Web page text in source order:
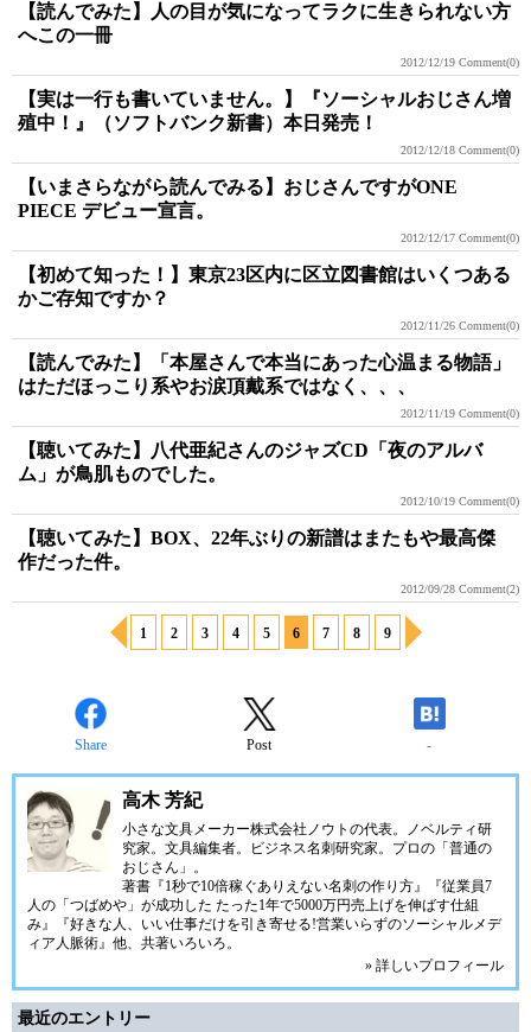
【読んでみた】人の目が気になってラクに生きられない方
へこの一冊
2012/12/19 Comment(0)
【実は一行も書いていません。】『ソーシャルおじさん増
殖中！』（ソフトバンク新書）本日発売！
2012/12/18 Comment(0)
【いまさらながら読んでみる】おじさんですがONE
PIECE デビュー宣言。
2012/12/17 Comment(0)
【初めて知った！】東京23区内に区立図書館はいくつある
かご存知ですか？
2012/11/26 Comment(0)
【読んでみた】「本屋さんで本当にあった心温まる物語」
はただほっこり系やお涙頂戴系ではなく、、、
2012/11/19 Comment(0)
【聴いてみた】八代亜紀さんのジャズCD「夜のアルバ
ム」が鳥肌ものでした。
2012/10/19 Comment(0)
【聴いてみた】BOX、22年ぶりの新譜はまたもや最高傑
作だった件。
2012/09/28 Comment(2)
1 2 3 4 5 6 7 8 9
Share Post -
高木 芳紀
小さな文具メーカー株式会社ノウトの代表。ノベルティ研
究家。文具編集者。ビジネス名刺研究家。プロの「普通の
おじさん」。
著書『1秒で10倍稼ぐありえない名刺の作り方』『従業員7
人の「つばめや」が成功した たった1年で5000万円売上げを伸ばす仕組
み』『好きな人、いい仕事だけを引き寄せる!営業いらずのソーシャルメデ
ィア人脈術』他、共著いろいろ。
» 詳しいプロフィール
最近のエントリー